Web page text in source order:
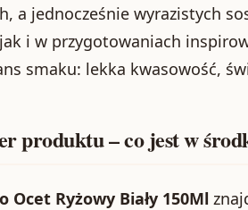
a jednocześnie wyrazistych
i w przygotowaniach
smaku: lekka kwasowość,
produktu – co jest w
Ocet Ryżowy Biały 150Ml